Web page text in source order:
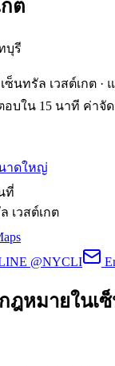
ต
บุรี
ซ็นทรัล เวสต์เกต ·
อบใน 15 นาที ค่าจั
าดใหญ่
ที่
เวสต์เกต
@NYCLI
ฎหมายในเ